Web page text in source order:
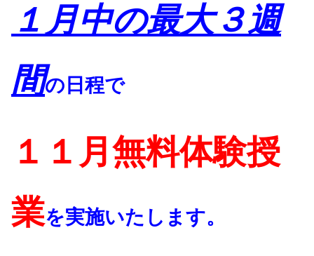
１月中の最大３週
間の日程で
１１月無料体験授
業を実施いたします。